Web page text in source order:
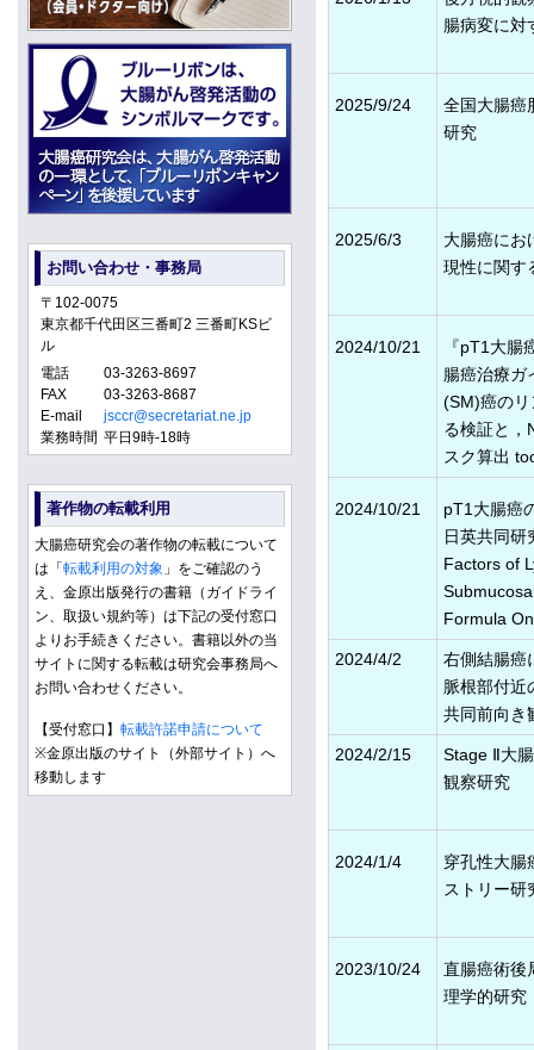
腸病変に対
2025/9/24
全国大腸癌
研究
2025/6/3
大腸癌にお
現性に関す
2024/10/21
『pT1大
腸癌治療ガ
(SM)癌の
る検証と，
スク算出
2024/10/21
pT1大腸癌
日英共同
Factors of
Formula
2024/4/2
右側結腸癌
脈根部付近
共同前向き
2024/2/15
Stage Ⅱ大
観察研究
2024/1/4
穿孔性大腸
ストリー研
2023/10/24
直腸癌術後
理学的研究
お問い合わせ・事務局
〒102-0075
東京都千代田区三番町2 三番町KSビ
ル
電話
03-3263-8697
FAX
03-3263-8687
E-mail
jsccr@secretariat.ne.jp
業務時間 平日9時-18時
著作物の転載利用
大腸癌研究会の著作物の転載について
は「転載利用の対象 」をご確認のう
え、金原出版発行の書籍（ガイドライ
ン、取扱い規約等）は下記の受付窓口
よりお手続きください。書籍以外の当
サイトに関する転載は研究会事務局へ
お問い合わせください。
【受付窓口】 転載許諾申請について
※金原出版のサイト（外部サイト）へ
移動します